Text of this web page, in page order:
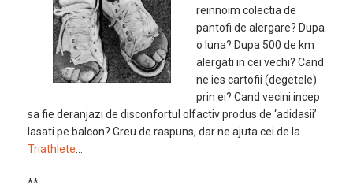
reinnoim colectia de
pantofi de alergare? Dupa
o luna? Dupa 500 de km
alergati in cei vechi? Cand
ne ies cartofii (degetele)
prin ei? Cand vecini incep
sa fie deranjazi de disconfortul olfactiv produs de ‘adidasii’
lasati pe balcon? Greu de raspuns, dar ne ajuta cei de la
Triathlete
**